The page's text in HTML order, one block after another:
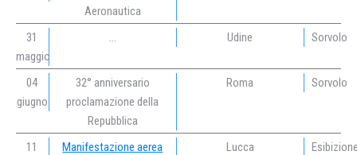
Aeronautica
31
maggio
… Udine Sorvolo
04
giugno
32° anniversario
proclamazione della
Repubblica
Roma Sorvolo
11
Manifestazione aerea
Lucca